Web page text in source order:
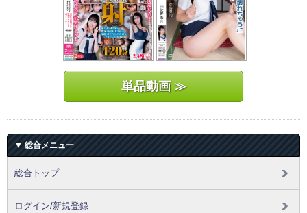
単品動画 ≫
▼ 総合メニュー
総合トップ
ログイン/新規登録